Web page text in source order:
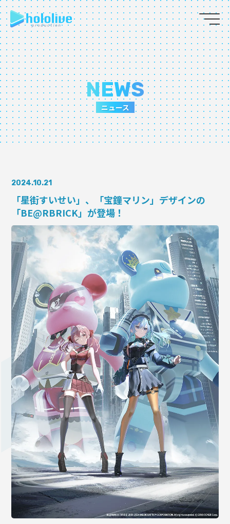
EN
JP
ABOUT
TALENT
NEWS
COLLABORATION
SUPPORT ADVERTISING
OFFICIAL SHOP
HOLODULE
会社概要
プライバシーポリシー
未成年の方々へのお願い
二次創作ガイドライン
よくある質問
サポーターガイドライン
NEWS
ニュース
2024.10.21
「星街すいせい」、「宝鐘マリン」デザインの
「BE@RBRICK」が登場！